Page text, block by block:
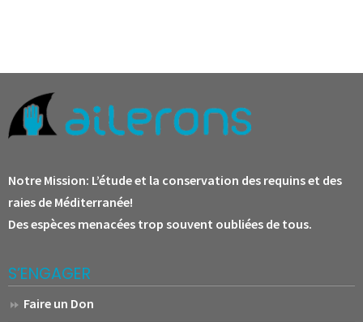
Notre Mission: L’étude et la conservation des requins et des
raies de Méditerranée!
Des espèces menacées trop souvent oubliées de tous.
S’ENGAGER
Faire un Don